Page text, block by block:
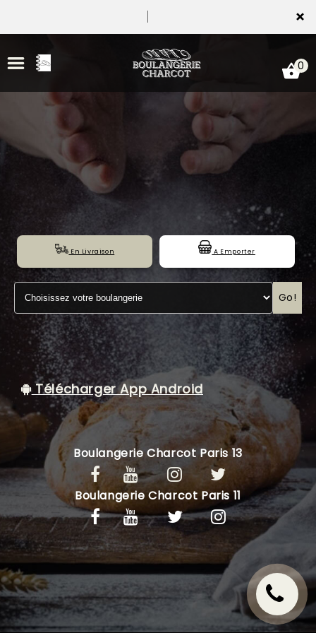
×
ACCUEIL
NOTRE BOULANGERIE
VOS AVIS
MENTIONS LÉGALES
C.G.V
0
En Livraison A Emporter
Go!
Télécharger App Android
Boulangerie Charcot Paris 13
Boulangerie Charcot Paris 11